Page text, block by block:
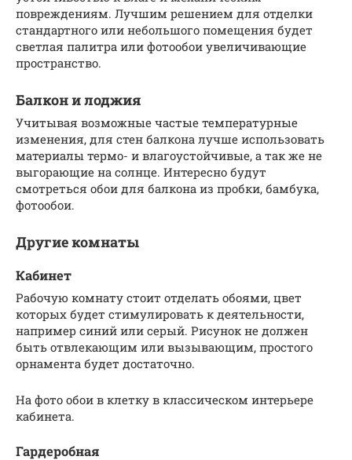
повреждениям. Лучшим решением для отделки
стандартного или небольшого помещения будет
светлая палитра или фотообои увеличивающие
пространство.
Балкон и лоджия
Учитывая возможные частые температурные
изменения, для стен балкона лучше использовать
материалы термо- и влагоустойчивые, а так же не
выгорающие на солнце. Интересно будут
смотреться обои для балкона из пробки, бамбука,
фотообои.
Другие комнаты
Кабинет
Рабочую комнату стоит отделать обоями, цвет
которых будет стимулировать к деятельности,
например синий или серый. Рисунок не должен
быть отвлекающим или вызывающим, простого
орнамента будет достаточно.
На фото обои в клетку в классическом интерьере
кабинета.
Гардеробная